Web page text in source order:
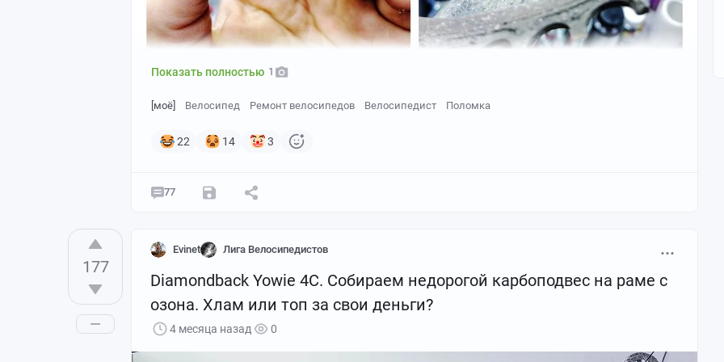
🔧 Чашки каретки не до конца запрессованы в раму. Аккуратно демонтировал и запрессовал
обратно на герметик, чтобы не было щелей, в которые будет попадать вода и пыль, вызывая
скрипы.
Показать полностью 1
[моё] Велосипед Ремонт велосипедов Велосипедист Поломка
22 14 3
77
177
Evinet Лига Велосипедистов
Diamondback Yowie 4C. Собираем недорогой карбоподвес на раме с
озона. Хлам или топ за свои деньги?
4 месяца назад 0